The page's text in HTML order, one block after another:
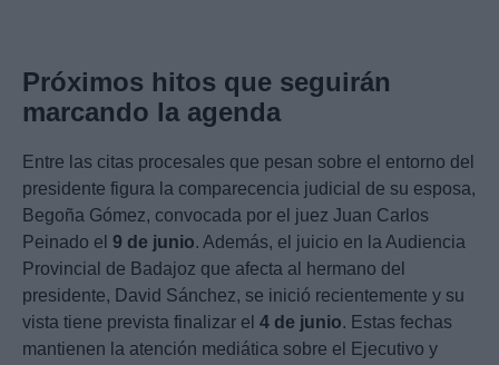
Próximos hitos que seguirán
marcando la agenda
Entre las citas procesales que pesan sobre el entorno del
presidente figura la comparecencia judicial de su esposa,
Begoña Gómez, convocada por el juez Juan Carlos
Peinado el 9 de junio. Además, el juicio en la Audiencia
Provincial de Badajoz que afecta al hermano del
presidente, David Sánchez, se inició recientemente y su
vista tiene prevista finalizar el 4 de junio. Estas fechas
mantienen la atención mediática sobre el Ejecutivo y